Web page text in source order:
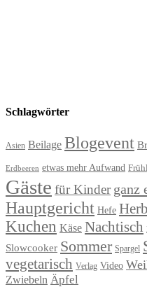
Schlagwörter
Asien Beilage Blogevent
Erdbeeren etwas mehr Aufwand
Gäste für Kinder ganz
Hauptgericht Hefe
Kuchen Käse Nachtisch
Slowcooker Sommer Spargel
vegetarisch Verlag Video
Zwiebeln Äpfel